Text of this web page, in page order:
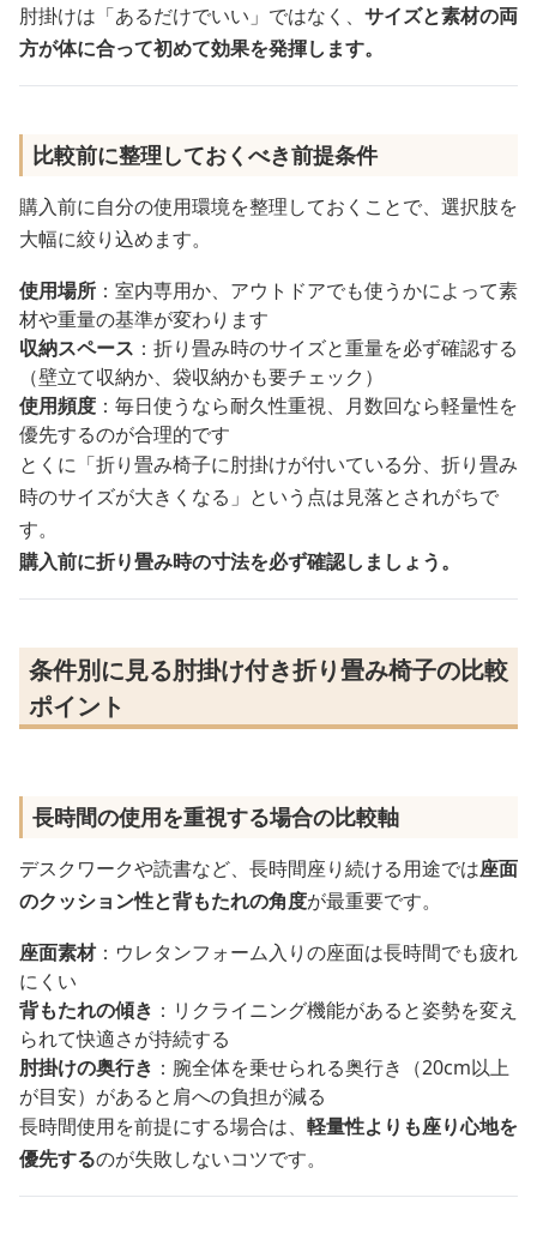
肘掛けは「あるだけでいい」ではなく、 サイズと素材の両
方が体に合って初めて効果を発揮します。
比較前に整理しておくべき前提条件
購入前に自分の使用環境を整理しておくことで、選択肢を
大幅に絞り込めます。
使用場所 ：室内専用か、アウトドアでも使うかによって素
材や重量の基準が変わります
収納スペース ：折り畳み時のサイズと重量を必ず確認する
（壁立て収納か、袋収納かも要チェック）
使用頻度 ：毎日使うなら耐久性重視、月数回なら軽量性を
優先するのが合理的です
とくに「折り畳み椅子に肘掛けが付いている分、折り畳み
時のサイズが大きくなる」という点は見落とされがちで
す。
購入前に折り畳み時の寸法を必ず確認しましょう。
条件別に見る肘掛け付き折り畳み椅子の比較
ポイント
長時間の使用を重視する場合の比較軸
デスクワークや読書など、長時間座り続ける用途では座面
のクッション性と背もたれの角度が最重要です。
座面素材：ウレタンフォーム入りの座面は長時間でも疲れ
にくい
背もたれの傾き ：リクライニング機能があると姿勢を変え
られて快適さが持続する
肘掛けの奥行き ：腕全体を乗せられる奥行き（20cm以上
が目安）があると肩への負担が減る
長時間使用を前提にする場合は、 軽量性よりも座り心地を
優先するのが失敗しないコツです。